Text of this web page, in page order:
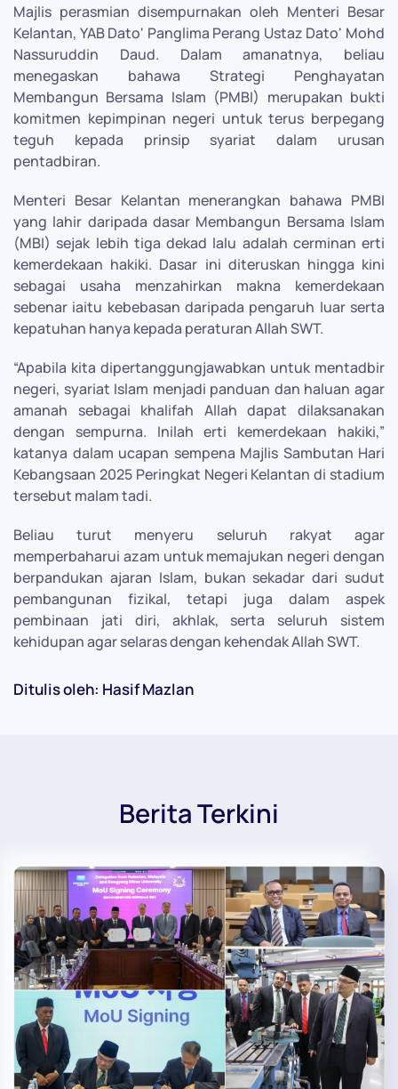
Majlis perasmian disempurnakan oleh Menteri Besar
Kelantan, YAB Dato' Panglima Perang Ustaz Dato' Mohd
Nassuruddin Daud. Dalam amanatnya, beliau
menegaskan bahawa Strategi Penghayatan
Membangun Bersama Islam (PMBI) merupakan bukti
komitmen kepimpinan negeri untuk terus berpegang
teguh kepada prinsip syariat dalam urusan
pentadbiran.
Menteri Besar Kelantan menerangkan bahawa PMBI
yang lahir daripada dasar Membangun Bersama Islam
(MBI) sejak lebih tiga dekad lalu adalah cerminan erti
kemerdekaan hakiki. Dasar ini diteruskan hingga kini
sebagai usaha menzahirkan makna kemerdekaan
sebenar iaitu kebebasan daripada pengaruh luar serta
kepatuhan hanya kepada peraturan Allah SWT.
“Apabila kita dipertanggungjawabkan untuk mentadbir
negeri, syariat Islam menjadi panduan dan haluan agar
amanah sebagai khalifah Allah dapat dilaksanakan
dengan sempurna. Inilah erti kemerdekaan hakiki,”
katanya dalam ucapan sempena Majlis Sambutan Hari
Kebangsaan 2025 Peringkat Negeri Kelantan di stadium
tersebut malam tadi.
Beliau turut menyeru seluruh rakyat agar
memperbaharui azam untuk memajukan negeri dengan
berpandukan ajaran Islam, bukan sekadar dari sudut
pembangunan fizikal, tetapi juga dalam aspek
pembinaan jati diri, akhlak, serta seluruh sistem
kehidupan agar selaras dengan kehendak Allah SWT.
Ditulis oleh: Hasif Mazlan
Berita Terkini